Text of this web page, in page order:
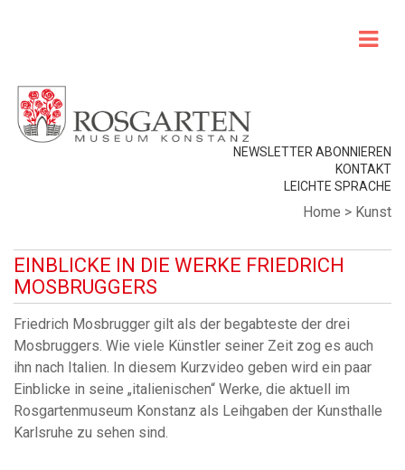
NEWSLETTER ABONNIEREN
KONTAKT
LEICHTE SPRACHE
Home > Kunst
EINBLICKE IN DIE WERKE FRIEDRICH
MOSBRUGGERS
Friedrich Mosbrugger gilt als der begabteste der drei
Mosbruggers. Wie viele Künstler seiner Zeit zog es auch
ihn nach Italien. In diesem Kurzvideo geben wird ein paar
Einblicke in seine „italienischen“ Werke, die aktuell im
Rosgartenmuseum Konstanz als Leihgaben der Kunsthalle
Karlsruhe zu sehen sind.